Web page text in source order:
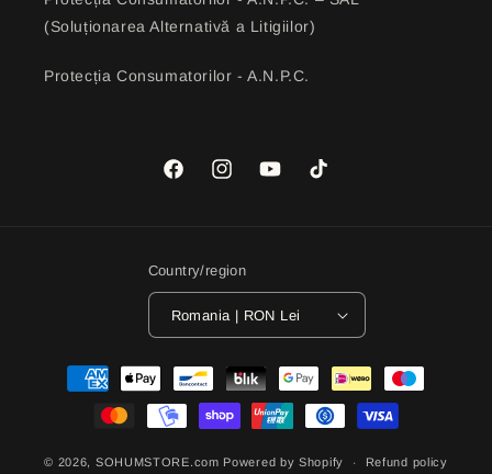
(Soluționarea Alternativă a Litigiilor)
Protecția Consumatorilor - A.N.P.C.
FacebookInstagramYouTubeTikTok
Country/region
Romania | RON Lei
Payment
methods
© 2026, SOHUMSTORE.com Powered by Shopify Refund policy